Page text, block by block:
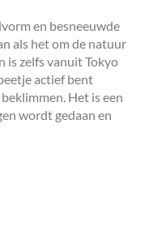
en besneeuwde
als het om de natuur
is zelfs vanuit Tokyo
actief bent
Het is een
wordt gedaan en